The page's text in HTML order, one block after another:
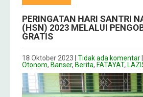
PERINGATAN HARI SANTRI
(HSN) 2023 MELALUI
GRATIS
18 Oktober 2023 Tidak ada komentar
Otonom, Banser, Berita, FATAYAT,